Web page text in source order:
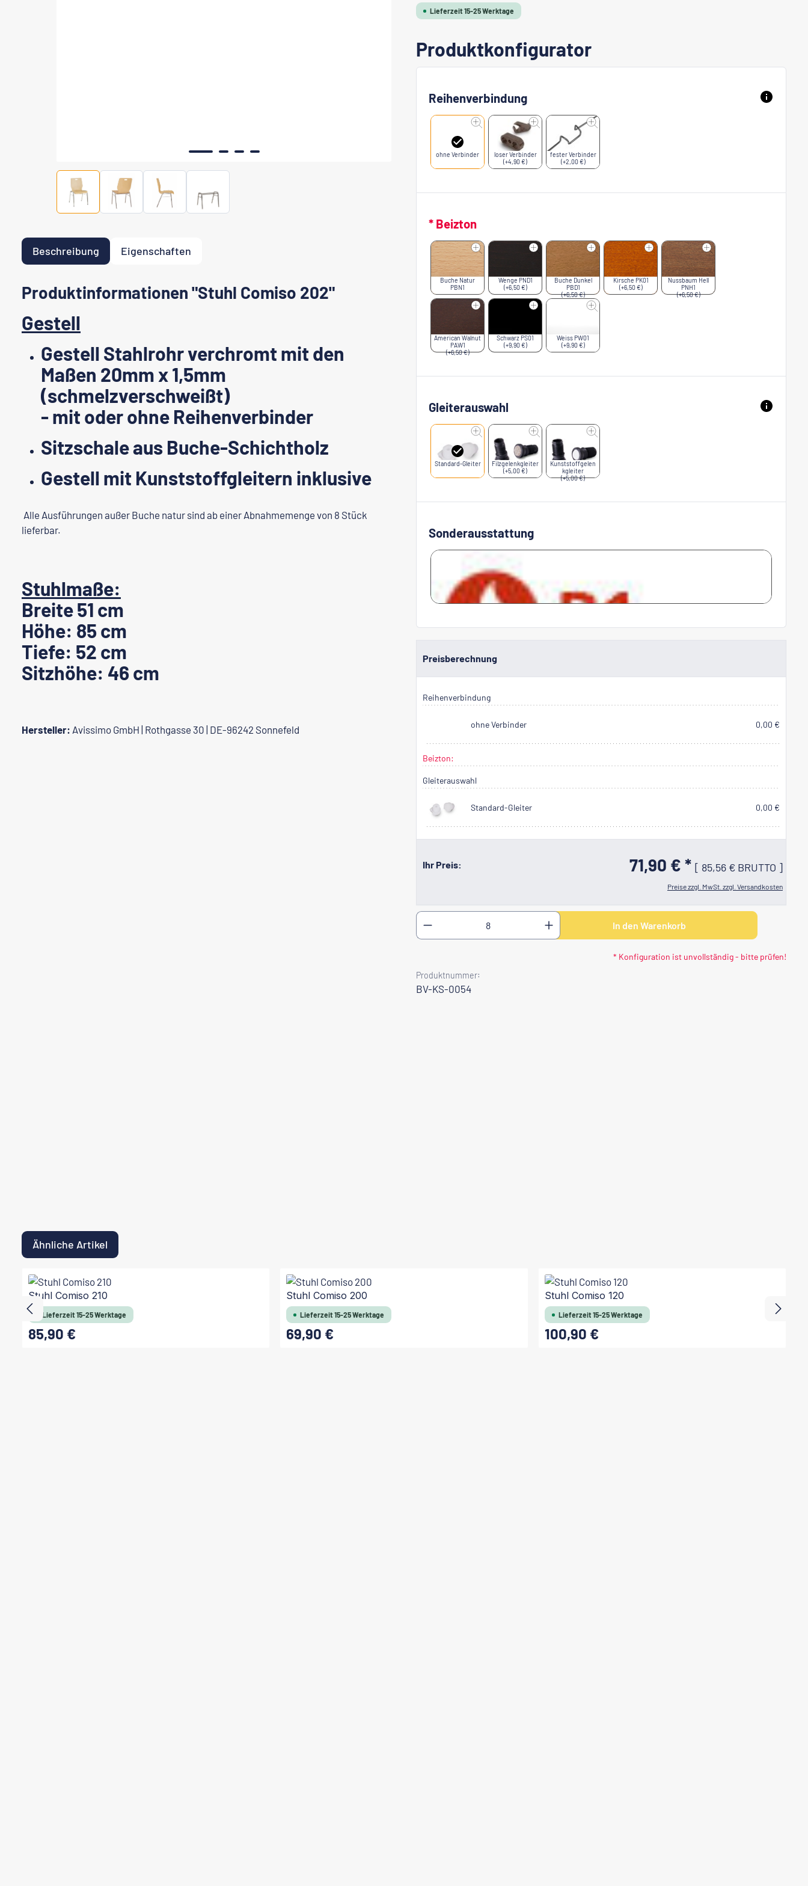
Lieferzeit 15-25 Werktage
Produktkonfigurator
Reihenverbindung
ohne Verbinder
loser Verbinder
(+4,90 €)
fester Verbinder
(+2,00 €)
* Beizton
Buche Natur
PBN1
Wenge PND1
(+6,50 €)
Buche Dunkel
PBD1
(+6,50 €)
Kirsche PK01
(+6,50 €)
Nussbaum Hell
PNH1
(+6,50 €)
American Walnut
PAW1
(+6,50 €)
Schwarz PS01
(+9,90 €)
Weiss PW01
(+9,90 €)
Gleiterauswahl
Standard-Gleiter
Filzgelenkgleiter
(+5,00 €)
Kunststoffgelen
kgleiter
(+5,00 €)
Sonderausstattung
Preisberechnung
Reihenverbindung
ohne Verbinder 0,00 €
Beizton:
Gleiterauswahl
Standard-Gleiter 0,00 €
Ihr Preis: 71,90 € * [ 85,56 € BRUTTO ]
Preise zzgl. MwSt. zzgl. Versandkosten
Produkt Anzahl: Gib den gewünschten Wert ein oder benutze
In den Warenkorb
* Konfiguration ist unvollständig - bitte prüfen!
Produktnummer:
BV-KS-0054
Beschreibung Eigenschaften
Produktinformationen "Stuhl Comiso 202"
Gestell
Gestell Stahlrohr verchromt mit den
Maßen 20mm x 1,5mm
(schmelzverschweißt)
- mit oder ohne Reihenverbinder
Sitzschale aus Buche-Schichtholz
Gestell mit Kunststoffgleitern inklusive
Alle Ausführungen außer Buche natur sind ab einer Abnahmemenge von 8 Stück
lieferbar.
Stuhlmaße:
Breite 51 cm
Höhe: 85 cm
Tiefe: 52 cm
Sitzhöhe: 46 cm
Hersteller: Avissimo GmbH | Rothgasse 30 | DE-96242 Sonnefeld
Ähnliche Artikel
Produktgalerie überspringen
Stuhl Comiso 210
Lieferzeit 15-25 Werktage
Regulärer Preis:
85,90 €
Stuhl Comiso 200
Lieferzeit 15-25 Werktage
Regulärer Preis:
69,90 €
Stuhl Comiso 120
Lieferzeit 15-25 Werktage
Regulärer Preis:
100,90 €